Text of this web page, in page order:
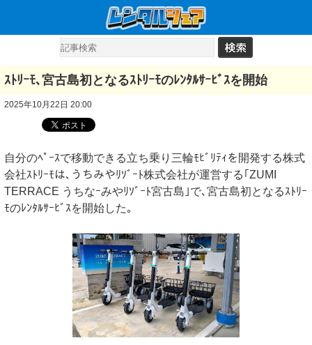
ｽﾄﾘｰﾓ､宮古島初となるｽﾄﾘｰﾓのﾚﾝﾀﾙｻｰﾋﾞｽを開始
2025年10月22日 20:00
自分のﾍﾟｰｽで移動できる立ち乗り三輪ﾓﾋﾞﾘﾃｨを開発する株式
会社ｽﾄﾘｰﾓは､うちみやﾘｿﾞｰﾄ株式会社が運営する｢ZUMI
TERRACE うちなｰみやﾘｿﾞｰﾄ宮古島｣で､宮古島初となるｽﾄﾘｰ
ﾓのﾚﾝﾀﾙｻｰﾋﾞｽを開始した｡